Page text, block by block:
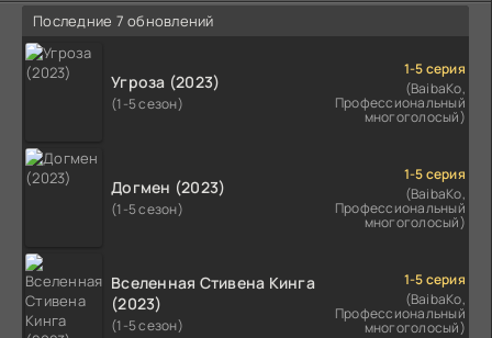
Последние 7 обновлений
Угроза (2023)
(1-5 сезон)
1-5 серия
(BaibaKo,
Профессиональный
многоголосый)
Догмен (2023)
(1-5 сезон)
1-5 серия
(BaibaKo,
Профессиональный
многоголосый)
Вселенная Стивена Кинга
(2023)
(1-5 сезон)
1-5 серия
(BaibaKo,
Профессиональный
многоголосый)